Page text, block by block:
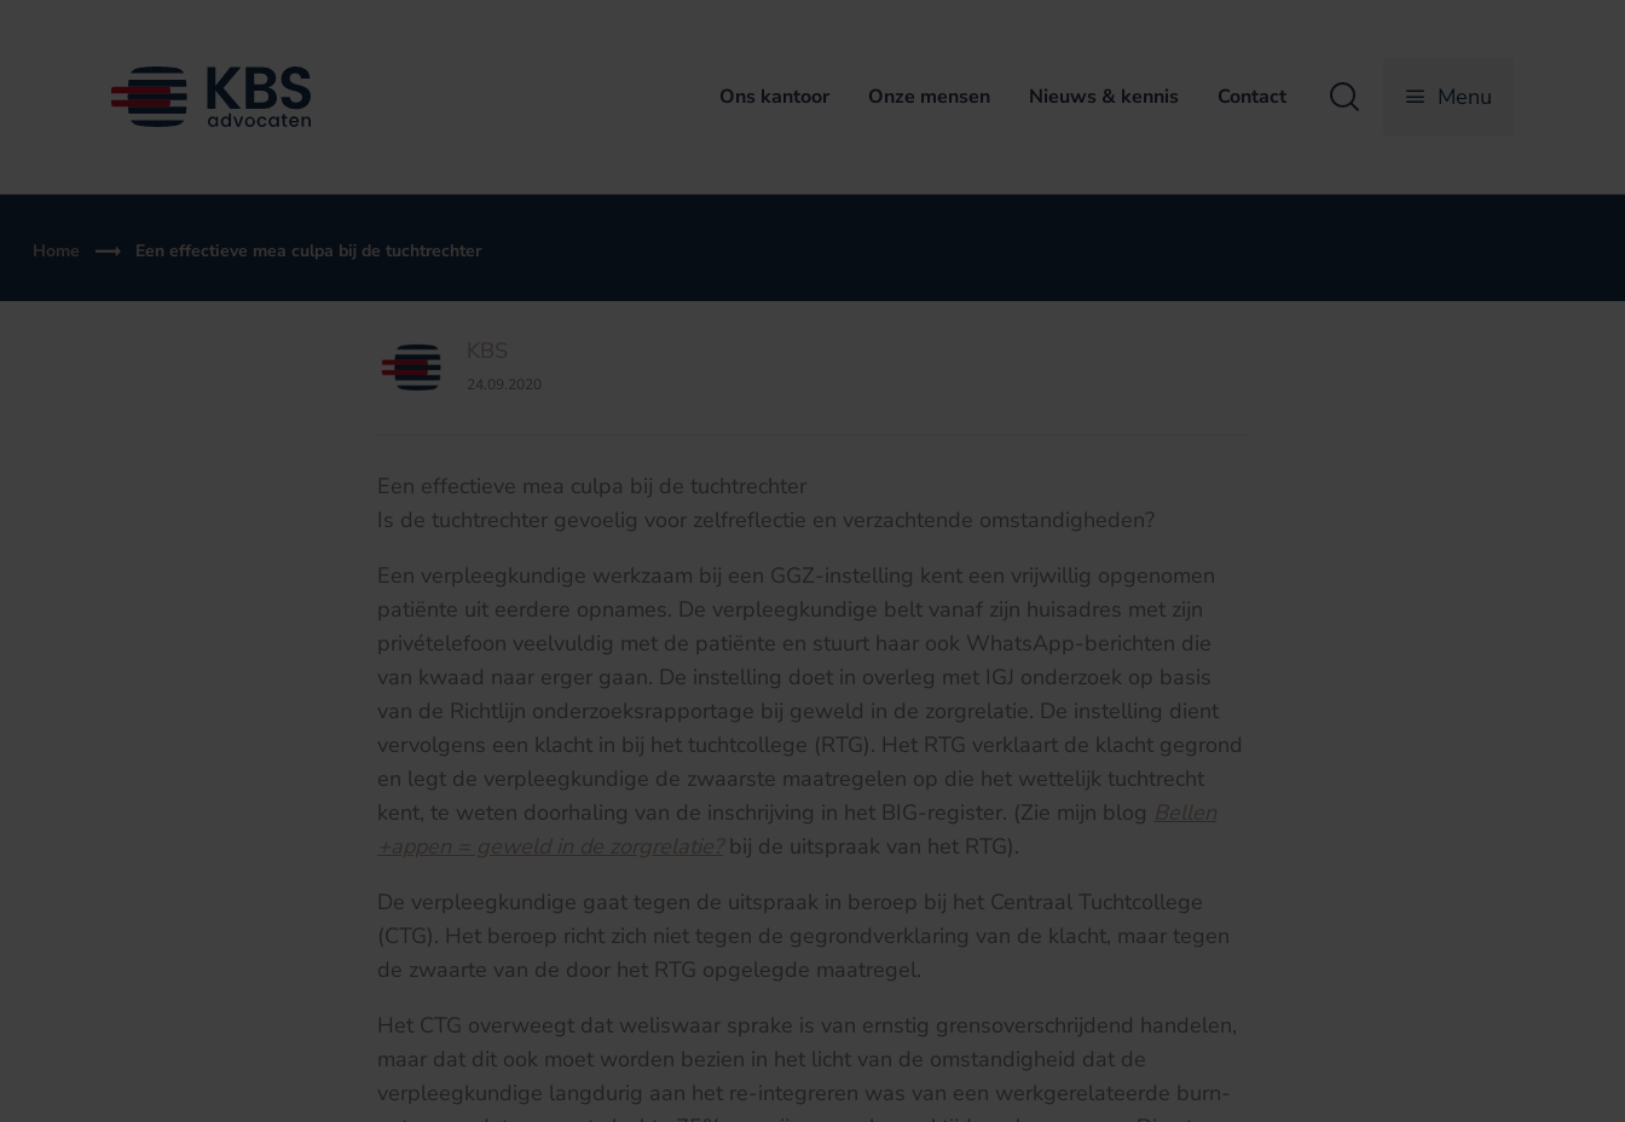
Ons kantoor Onze mensen Nieuws & kennis Contact Zoeken Menu
Home Een effectieve mea culpa bij de tuchtrechter
KBS
24.09.2020
Een effectieve mea culpa bij de tuchtrechter
Is de tuchtrechter gevoelig voor zelfreflectie en verzachtende omstandigheden?
Een verpleegkundige werkzaam bij een GGZ-instelling kent een vrijwillig opgenomen
patiënte uit eerdere opnames. De verpleegkundige belt vanaf zijn huisadres met zijn
privételefoon veelvuldig met de patiënte en stuurt haar ook WhatsApp-berichten die
van kwaad naar erger gaan. De instelling doet in overleg met IGJ onderzoek op basis
van de Richtlijn onderzoeksrapportage bij geweld in de zorgrelatie. De instelling dient
vervolgens een klacht in bij het tuchtcollege (RTG). Het RTG verklaart de klacht gegrond
en legt de verpleegkundige de zwaarste maatregelen op die het wettelijk tuchtrecht
kent, te weten doorhaling van de inschrijving in het BIG-register. (Zie mijn blog Bellen
+appen = geweld in de zorgrelatie?bij de uitspraak van het RTG).
De verpleegkundige gaat tegen de uitspraak in beroep bij het Centraal Tuchtcollege
(CTG). Het beroep richt zich niet tegen de gegrondverklaring van de klacht, maar tegen
de zwaarte van de door het RTG opgelegde maatregel.
Het CTG overweegt dat weliswaar sprake is van ernstig grensoverschrijdend handelen,
maar dat dit ook moet worden bezien in het licht van de omstandigheid dat de
verpleegkundige langdurig aan het re-integreren was van een werkgerelateerde burn-